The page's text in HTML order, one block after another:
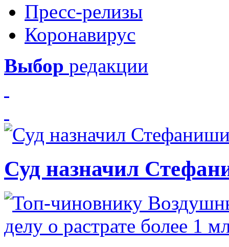
Пресс-релизы
Коронавирус
Выбор редакции
Суд назначил